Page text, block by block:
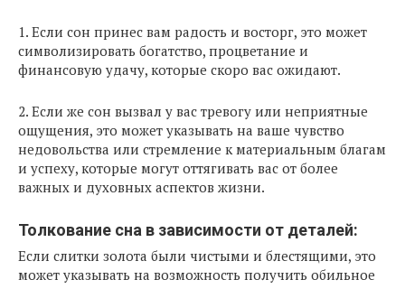
1. Если сон принес вам радость и восторг, это может
символизировать богатство, процветание и
финансовую удачу, которые скоро вас ожидают.
2. Если же сон вызвал у вас тревогу или неприятные
ощущения, это может указывать на ваше чувство
недовольства или стремление к материальным благам
и успеху, которые могут оттягивать вас от более
важных и духовных аспектов жизни.
Толкование сна в зависимости от деталей:
Если слитки золота были чистыми и блестящими, это
может указывать на возможность получить обильное